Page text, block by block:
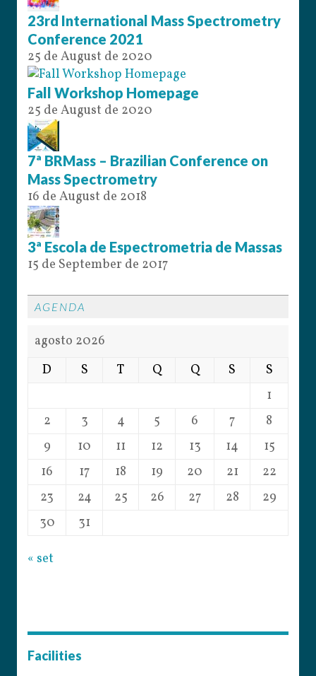
23rd International Mass Spectrometry
Conference 2021
25 de August de 2020
Fall Workshop Homepage
25 de August de 2020
7ª BRMass – Brazilian Conference on
Mass Spectrometry
16 de August de 2018
3ª Escola de Espectrometria de Massas
15 de September de 2017
AGENDA
agosto 2026
D
S T Q Q S
S
1
2
3 4 5 6 7
8
9
10 11 12 13 14
15
16
17 18 19 20 21
22
23
24 25 26 27 28
29
30
31
« set
Facilities